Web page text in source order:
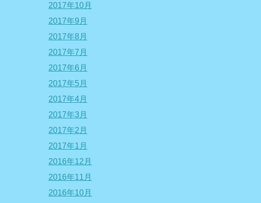
2017年10月
2017年9月
2017年8月
2017年7月
2017年6月
2017年5月
2017年4月
2017年3月
2017年2月
2017年1月
2016年12月
2016年11月
2016年10月